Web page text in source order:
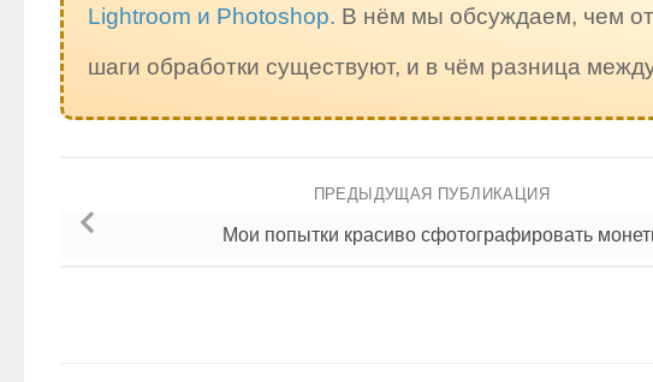
Lightroom и Photoshop. В нём мы обсуждаем, чем
шаги обработки существуют, и в чём разница
ПРЕДЫДУЩАЯ ПУБЛИКАЦИЯ
Мои попытки красиво сфотографировать